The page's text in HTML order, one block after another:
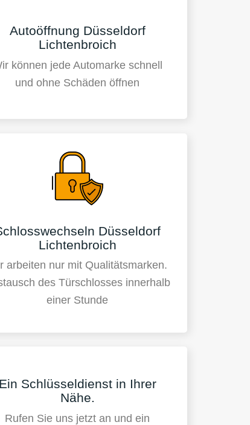
Autoöffnung Düsseldorf
Lichtenbroich
können jede Automarke schnell
und ohne Schäden öffnen
Düsseldorf
Lichtenbroich
arbeiten nur mit Qualitätsmarken.
des Türschlosses innerhalb
einer Stunde
Ein Schlüsseldienst in Ihrer
Nähe.
Rufen Sie uns jetzt an und ein